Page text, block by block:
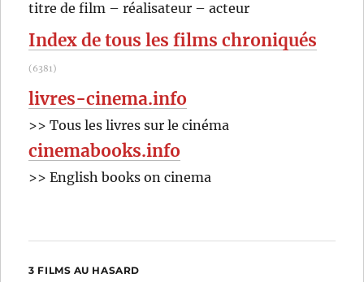
:
titre de film – réalisateur – acteur
Index de tous les films chroniqués
(6381)
livres-cinema.info
>> Tous les livres sur le cinéma
cinemabooks.info
>> English books on cinema
3 FILMS AU HASARD